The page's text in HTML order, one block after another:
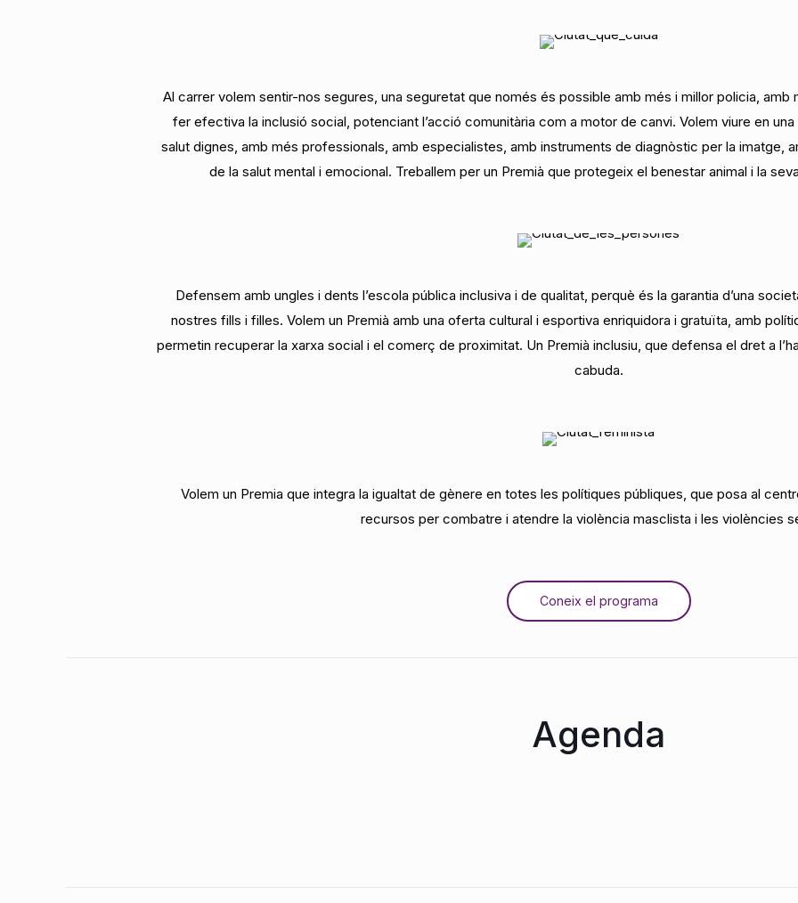
Al carrer volem sentir-nos segures, una seguretat que només és possible amb més i millor policia,
fer efectiva la inclusió social, potenciant l’acció comunitària com a motor de canvi. Volem viure en
salut dignes, amb més professionals, amb especialistes, amb instruments de diagnòstic per la imatge,
de la salut mental i emocional. Treballem per un Premià que protegeix el benestar animal i la
Defensem amb ungles i dents l’escola pública inclusiva i de qualitat, perquè és la garantia d’una
nostres fills i filles. Volem un Premià amb una oferta cultural i esportiva enriquidora i gratuïta, amb
permetin recuperar la xarxa social i el comerç de proximitat. Un Premià inclusiu, que defensa el dret a
cabuda.
Volem un Premia que integra la igualtat de gènere en totes les polítiques públiques, que posa al
recursos per combatre i atendre la violència masclista i les violències
Coneix el programa
Agenda